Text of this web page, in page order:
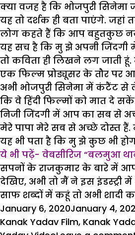
क्या वजह है कि भोजपुरी सिनेमा
यह तो दर्शक ही बता पाएंगे.
लोग कहते हैं कि आप बहुतकुछ
यह सच है कि मु झे अपनी जिंदगी
तो कविता ही लिखने लग जाती
एक फिल्म प्रोड्यूसर के तौर पर
अभी भोजपुरी सिनेमा में कंटैंट से
कि वे हिंदी फिल्मों को मात दे
निजी जिंदगी में आप का सब से
मेरे पापा मेरे सब से अच्छे दोस्त हैं.
यह भी पता है कि मु झे कुछ भी
ये भी पढ़ें- वेबसीरिज “बलमुआ
सपनों के राजकुमार के बारे में आप
देखिए, अभी तो मैं ने इस
साफ शब्दों में कहूं तो अभी शादी
Posted
on
January 6, 2020January 4,
Kanak Yadav Film, Kanak